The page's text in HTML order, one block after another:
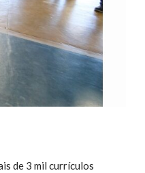
de 3 mil currículos